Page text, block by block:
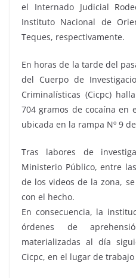
el Internado Judicial
Instituto Nacional de
Teques, respectivamente.
En horas de la tarde del
del Cuerpo de
Criminalísticas (Cicpc)
704 gramos de cocaína en
ubicada en la rampa Nº 9
Tras labores de
Ministerio Público, entre
de los videos de la zona,
con el hecho.
En consecuencia, la
órdenes de
materializadas al día
Cicpc, en el lugar de